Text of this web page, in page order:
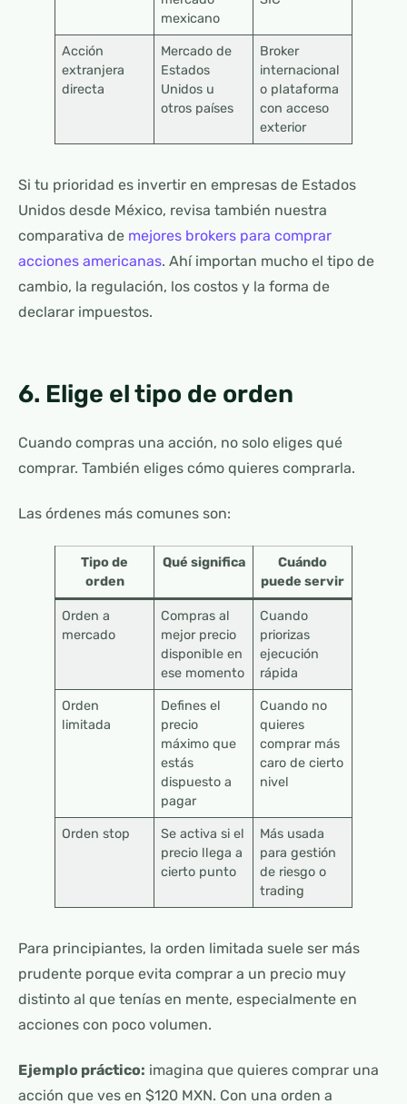
mexicano
Acción
extranjera
directa
Mercado de
Estados
Unidos u
otros países
Broker
internacional
o plataforma
con acceso
exterior
Si tu prioridad es invertir en empresas de Estados
Unidos desde México, revisa también nuestra
comparativa de mejores brokers para comprar
acciones americanas. Ahí importan mucho el tipo de
cambio, la regulación, los costos y la forma de
declarar impuestos.
6. Elige el tipo de orden
Cuando compras una acción, no solo eliges qué
comprar. También eliges cómo quieres comprarla.
Las órdenes más comunes son:
Tipo de
orden
Qué significa
Cuándo
puede servir
Orden a
mercado
Compras al
mejor precio
disponible en
ese momento
Cuando
priorizas
ejecución
rápida
Orden
limitada
Defines el
precio
máximo que
estás
dispuesto a
pagar
Cuando no
quieres
comprar más
caro de cierto
nivel
Orden stop
Se activa si el
precio llega a
cierto punto
Más usada
para gestión
de riesgo o
trading
Para principiantes, la orden limitada suele ser más
prudente porque evita comprar a un precio muy
distinto al que tenías en mente, especialmente en
acciones con poco volumen.
Ejemplo práctico: imagina que quieres comprar una
acción que ves en $120 MXN. Con una orden a